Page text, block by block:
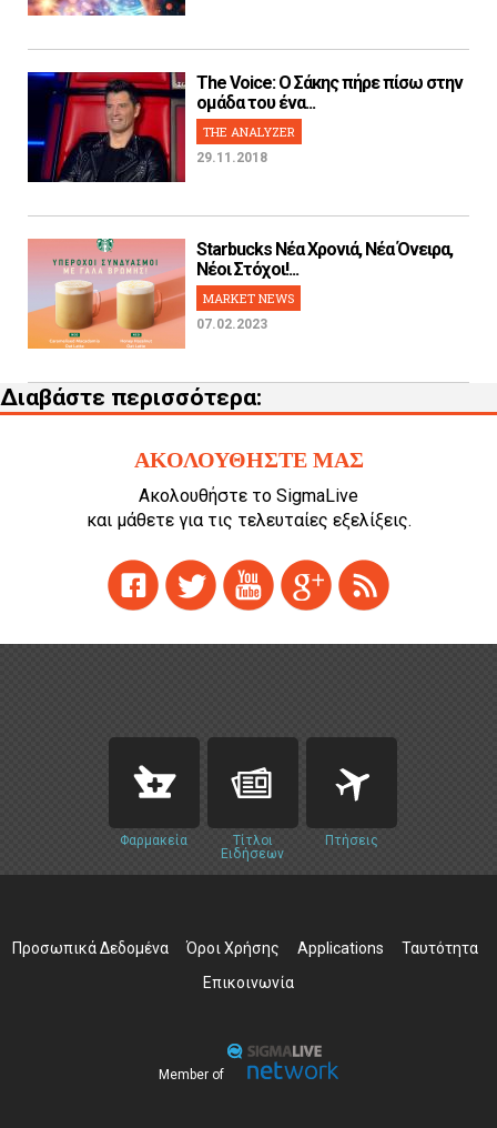
The Voice: Ο Σάκης πήρε πίσω στην
ομάδα του ένα...
THE ANALYZER
29.11.2018
Starbucks Νέα Χρονιά, Νέα Όνειρα,
Νέοι Στόχοι!...
MARKET NEWS
07.02.2023
Διαβάστε περισσότερα:
ΑΚΟΛΟΥΘΗΣΤΕ ΜΑΣ
Ακολουθήστε το SigmaLive
και μάθετε για τις τελευταίες εξελίξεις.
Φαρμακεία
Τίτλοι
Ειδήσεων
Πτήσεις
Προσωπικά Δεδομένα Όροι Χρήσης Applications
Ταυτότητα
Επικοινωνία
Member of